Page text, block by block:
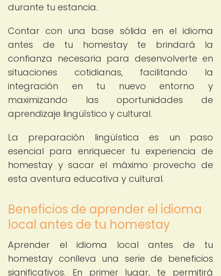
durante tu estancia.
Contar con una base sólida en el idioma
antes de tu homestay te brindará la
confianza necesaria para desenvolverte en
situaciones cotidianas, facilitando la
integración en tu nuevo entorno y
maximizando las oportunidades de
aprendizaje lingüístico y cultural.
La preparación lingüística es un paso
esencial para enriquecer tu experiencia de
homestay y sacar el máximo provecho de
esta aventura educativa y cultural.
Beneficios de aprender el idioma
local antes de tu homestay
Aprender el idioma local antes de tu
homestay conlleva una serie de beneficios
significativos. En primer lugar, te permitirá